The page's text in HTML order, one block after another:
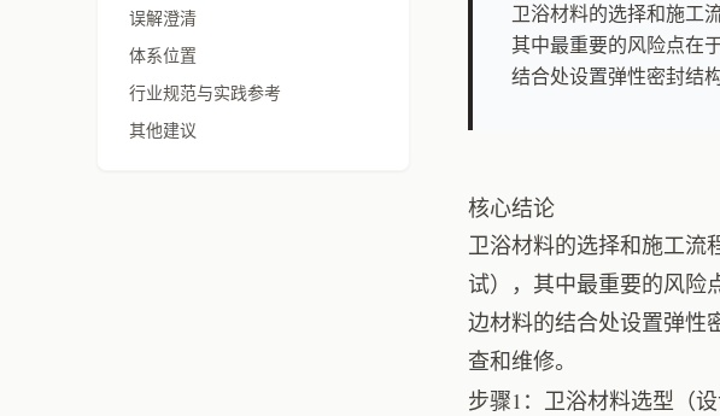
误解澄清
体系位置
行业规范与实践参考
其他建议
卫浴材料的选择和施工
其中最重要的风险点在
结合处设置弹性密封结
核心结论
卫浴材料的选择和施工流
试），其中最重要的风险
边材料的结合处设置弹性
查和维修。
步骤1：卫浴材料选型（设
提交即视为您同意我们与您联系，信息仅用于设计咨询服务